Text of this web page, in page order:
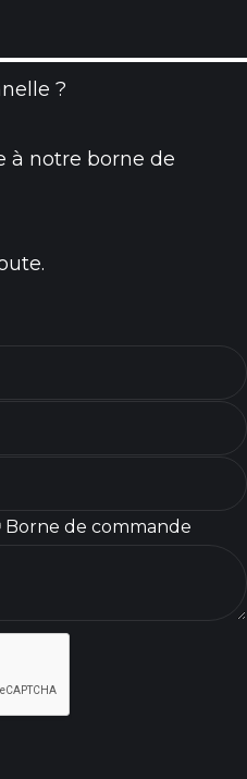
?
à notre borne de
Borne de commande